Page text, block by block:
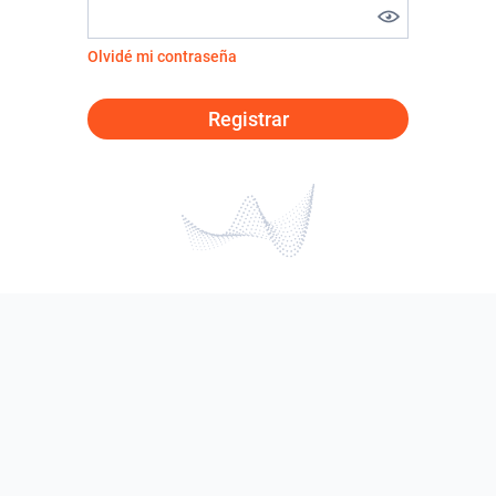
Olvidé mi contraseña
Registrar